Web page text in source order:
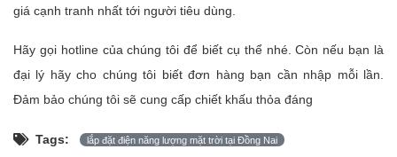
giá cạnh tranh nhất tới người tiêu dùng.
Hãy gọi hotline của chúng tôi để biết cụ thể nhé. Còn nếu bạn là
đại lý hãy cho chúng tôi biết đơn hàng bạn cần nhập mỗi lần.
Đảm bảo chúng tôi sẽ cung cấp chiết khấu thỏa đáng
Tags: lắp đặt điện năng lượng mặt trời tại Đồng Nai